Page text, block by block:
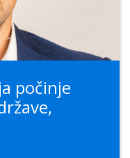
počinje